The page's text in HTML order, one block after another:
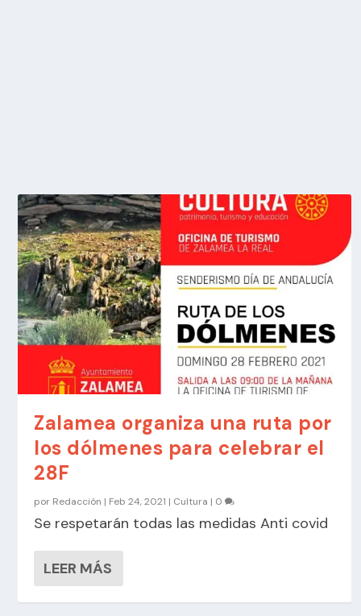
Zalamea organiza una ruta por
los dólmenes para celebrar el
28F
por Redacción | Feb 24, 2021 | Cultura | 0
Se respetarán todas las medidas Anti covid
LEER MÁS